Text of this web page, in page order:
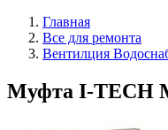
Главная
Все для ремонта
Вентилция
Муфта I-TECH